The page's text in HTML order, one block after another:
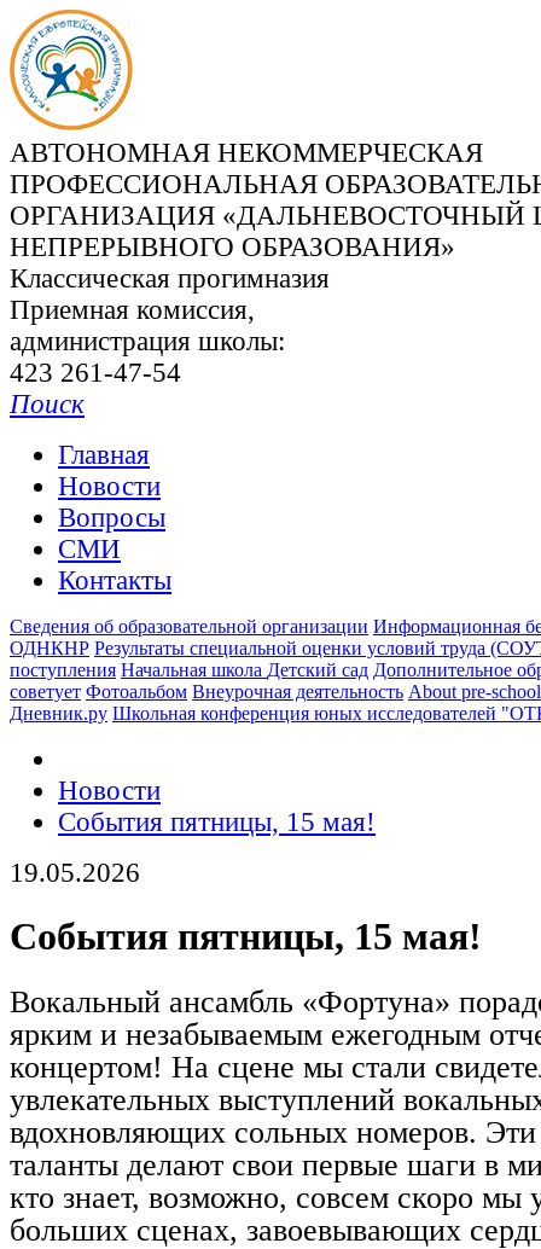
АВТОНОМНАЯ НЕКОММЕРЧЕСКАЯ
ПРОФЕССИОНАЛЬНАЯ
ОРГАНИЗАЦИЯ «ДАЛЬНЕВОСТОЧНЫЙ
НЕПРЕРЫВНОГО ОБРАЗОВАНИЯ»
Классическая прогимназия
Приемная комиссия,
администрация школы:
423 261-47-54
Поиск
Главная
Новости
Вопросы
СМИ
Контакты
Сведения об образовательной организации Информационная
ОДНКНР Результаты специальной оценки условий труда
поступления Начальная школа Детский сад Дополнительное
советует Фотоальбом Внеурочная деятельность About pre-
Дневник.ру Школьная конференция юных исследователей
Новости
События пятницы, 15 мая!
19.05.2026
События пятницы, 15 мая!
Вокальный ансамбль «Фортуна»
ярким и незабываемым ежегодным
концертом! На сцене мы стали
увлекательных выступлений
вдохновляющих сольных номеров.
таланты делают свои первые шаги в
кто знает, возможно, совсем скоро мы
больших сценах, завоевывающих